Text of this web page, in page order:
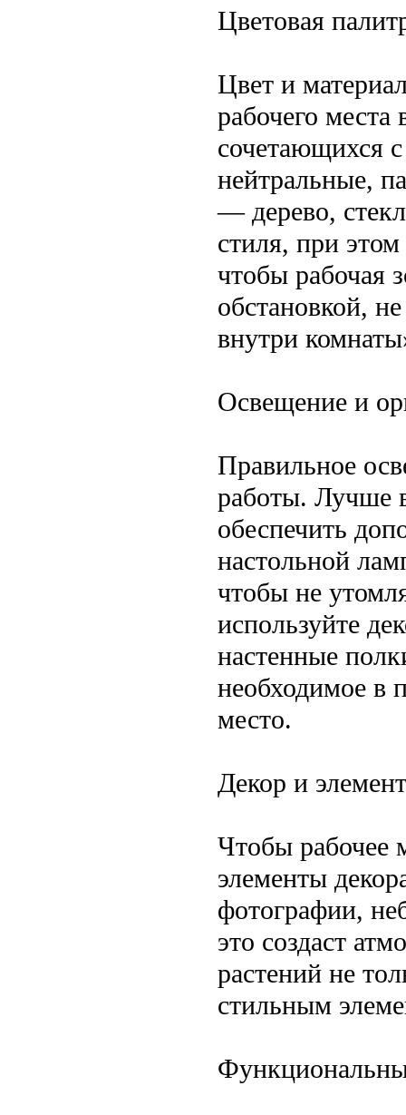
Цветовая
Цвет и
рабочего
сочетающихся
нейтральные,
— дерево,
стиля, при
чтобы рабочая
обстановкой,
внутри
Освещение и
Правильное
работы. Лучше
обеспечить
настольной
чтобы не
используйте
настенные
необходимое в
место.
Декор и
Чтобы рабочее
элементы
фотографии,
это создаст
растений не
стильным